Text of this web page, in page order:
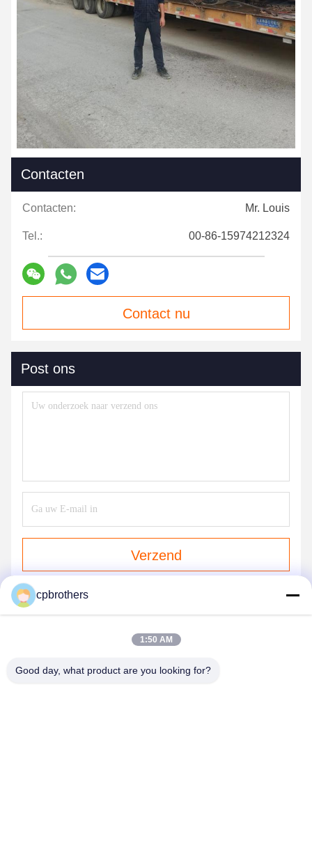
Contacten
Contacten: Mr. Louis
Tel.: 00-86-15974212324
Contact nu
Post ons
Verzend
cpbrothers
1:50 AM
Good day, what product are you looking for?